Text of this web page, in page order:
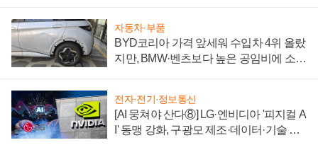
자동차·부품
BYD코리아 가격 앞세워 수입차 4위 올랐
지만, BMW·벤츠보다 높은 공임비에 소비
전자·전기·정보통신
[AI 뭉쳐야 산다⑧] LG·엔비디아 '피지컬 A
I' 동맹 강화, 구광모 제조·데이터·기술 결